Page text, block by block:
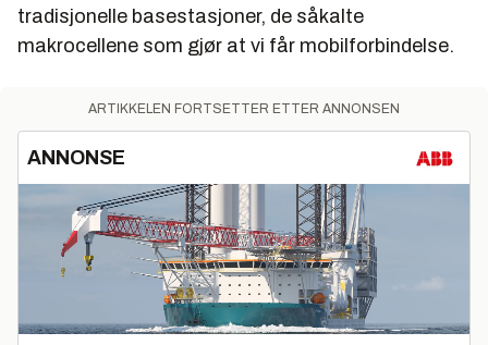
tradisjonelle basestasjoner, de såkalte
makrocellene som gjør at vi får mobilforbindelse.
ARTIKKELEN FORTSETTER ETTER ANNONSEN
ANNONSE